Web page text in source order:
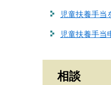
児童扶養手当
児童扶養手当
相談